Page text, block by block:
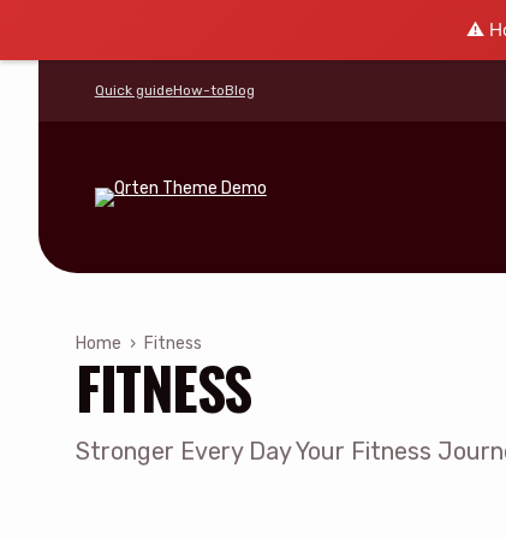
⚠️
Quick guideHow-toBlog
Home › Fitness
FITNESS
Stronger Every Day Your Fitness